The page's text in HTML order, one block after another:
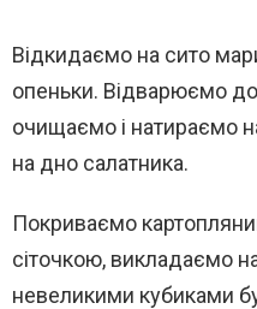
Відкидаємо на сито
опеньки. Відварюємо до
очищаємо і натираємо
на дно салатника.
Покриваємо
сіточкою, викладаємо
невеликими кубиками